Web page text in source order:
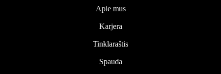
Apie mus
Karjera
Tinklaraštis
Spauda